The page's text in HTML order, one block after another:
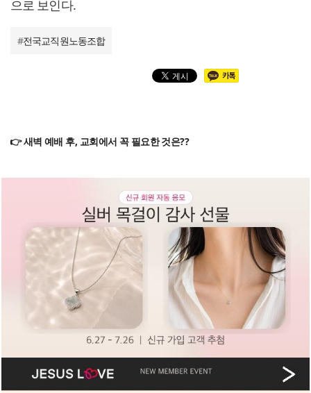
으로 보인다.
#전국교직원노동조합
👉 새벽 예배 후, 교회에서 꼭 필요한 것은??